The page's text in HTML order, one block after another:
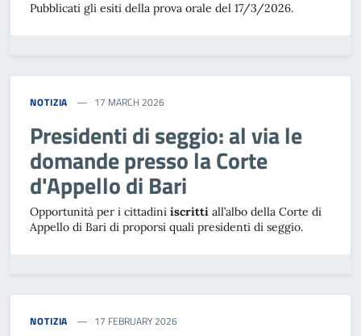
Pubblicati gli esiti della prova orale del 17/3/2026.
NOTIZIA 17 MARCH 2026
Presidenti di seggio: al via le
domande presso la Corte
d'Appello di Bari
Opportunità per i cittadini iscritti all’albo della Corte di
Appello di Bari di proporsi quali presidenti di seggio.
NOTIZIA 17 FEBRUARY 2026